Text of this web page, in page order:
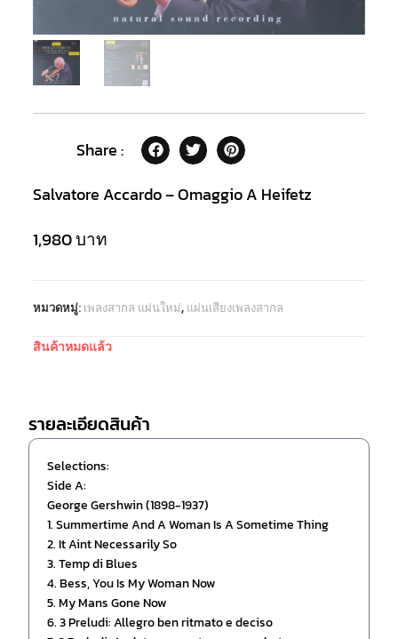
Share :
Salvatore Accardo – Omaggio A Heifetz
1,980บาท
หมวดหมู่: เพลงสากล แผ่นใหม่, แผ่นเสียงเพลงสากล
สินค้าหมดแล้ว
รายละเอียดสินค้า
Selections:
Side A:
George Gershwin (1898-1937)
1. Summertime And A Woman Is A Sometime Thing
2. It Aint Necessarily So
3. Temp di Blues
4. Bess, You Is My Woman Now
5. My Mans Gone Now
6. 3 Preludi: Allegro ben ritmato e deciso